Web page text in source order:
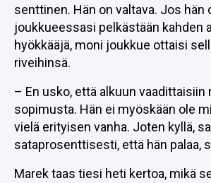
senttinen. Hän on valtava. Jos hän
joukkueessasi pelkästään kahden
hyökkääjä, moni joukkue ottaisi
riveihinsä.
– En usko, että alkuun vaadittaisiin
sopimusta. Hän ei myöskään ole
vielä erityisen vanha. Joten kyllä,
sataprosenttisesti, että hän palaa,
Marek taas tiesi heti kertoa, mikä